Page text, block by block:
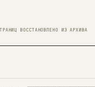
ВОССТАНОВЛЕНО ИЗ АРХИВА